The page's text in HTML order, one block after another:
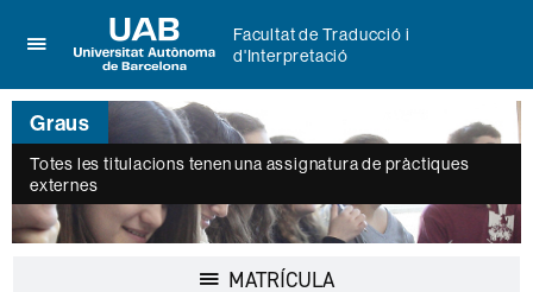
per
desplegar
el
menú
de
Facultat
de
Universitat
Autònoma
Barcelona
Facultat de Traducció i
d'Interpretació
Graus
Totes les titulacions tenen una assignatura de pràctiques
externes
MATRÍCULA